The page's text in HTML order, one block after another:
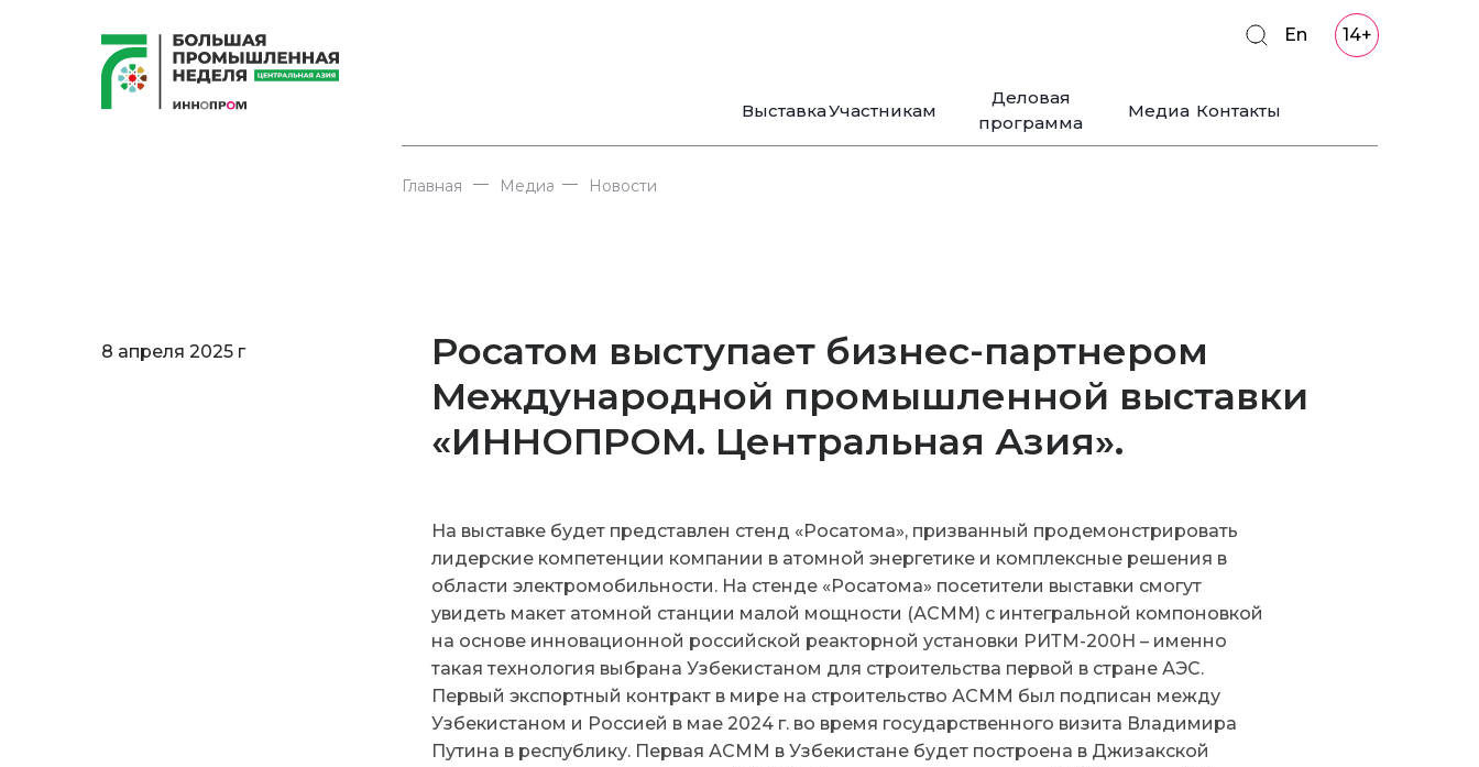
ВыставкаУчастникам
Деловая
программа
Медиа Контакты
En 14+
Главная Новости
— Медиа —
8 апреля 2025 г
Росатом выступает бизнес-партнером
Международной промышленной выставки
«ИННОПРОМ. Центральная Азия».
На выставке будет представлен стенд «Росатома», призванный продемонстрировать
лидерские компетенции компании в атомной энергетике и комплексные решения в
области электромобильности. На стенде «Росатома» посетители выставки смогут
увидеть макет атомной станции малой мощности (АСММ) с интегральной компоновкой
на основе инновационной российской реакторной установки РИТМ-200Н – именно
такая технология выбрана Узбекистаном для строительства первой в стране АЭС.
Первый экспортный контракт в мире на строительство АСММ был подписан между
Узбекистаном и Россией в мае 2024 г. во время государственного визита Владимира
Путина в республику. Первая АСММ в Узбекистане будет построена в Джизакской